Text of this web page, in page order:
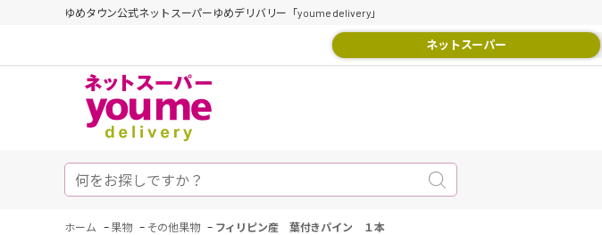
ゆめタウン公式ネットスーパーゆめデリバリー「youme delivery」
ネットスーパー
ホーム - 果物 - その他果物 - フィリピン産 葉付きパイン １本